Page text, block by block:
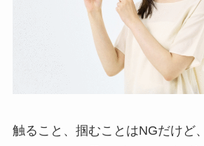
触ること、掴むことはNGだけど